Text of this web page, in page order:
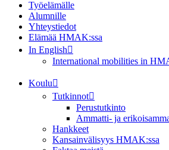
Työelämälle
Alumnille
Yhteystiedot
Elämää HMAK:ssa
In English
International mobilities in
Koulu
Tutkinnot
Perustutkinto
Ammatti- ja
Hankkeet
Kansainvälisyys HMAK:ssa